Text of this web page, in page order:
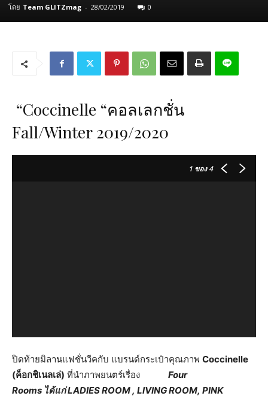
โดย Team GLITZmag - 28/02/2019 0
“Coccinelle “คอลเลกชั่น
Fall/Winter 2019/2020
1 ของ 4
ปิดท้ายมิลานแฟชั่นวีคกับ แบรนด์กระเป๋าคุณภาพ Coccinelle
(ค็อกชิเนลเล่) ที่นำภาพยนตร์เรื่อง
Four
Rooms ได้แก่ LADIES ROOM , LIVING ROOM, PINK